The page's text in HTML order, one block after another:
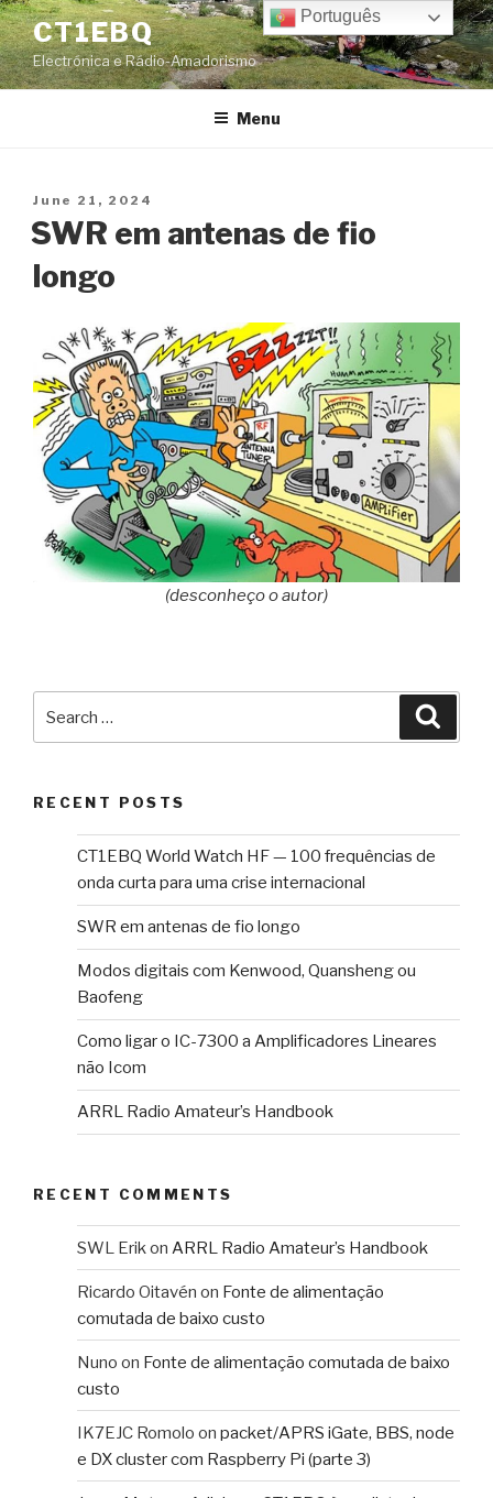
Skip
to
content
CT1EBQ
Electrónica e Rádio-Amadorismo
Menu
Posted
on
June 21, 2024
SWR em antenas de fio
longo
(desconheço o autor)
for:
RECENT POSTS
CT1EBQ World Watch HF — 100 frequências de
onda curta para uma crise internacional
SWR em antenas de fio longo
Modos digitais com Kenwood, Quansheng ou
Baofeng
Como ligar o IC-7300 a Amplificadores Lineares
não Icom
ARRL Radio Amateur’s Handbook
RECENT COMMENTS
SWL Erikon ARRL Radio Amateur’s Handbook
Ricardo Oitavén on Fonte de alimentação
comutada de baixo custo
Nuno on Fonte de alimentação comutada de baixo
custo
IK7EJC Romolo on packet/APRS iGate, BBS, node
e DX cluster com Raspberry Pi (parte 3)
Português